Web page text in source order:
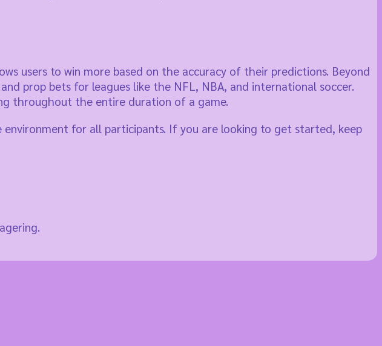
users to win more based on the accuracy of their predictions. Beyond
prop bets for leagues like the NFL, NBA, and international soccer.
throughout the entire duration of a game.
for all participants. If you are looking to get started, keep